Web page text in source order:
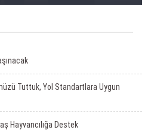
Tuttuk, Yol Standartlara Uygun
Hayvancılığa Destek